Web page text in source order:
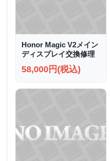
Honor Magic V2メイン
ディスプレイ交換修理
58,000円(税込)